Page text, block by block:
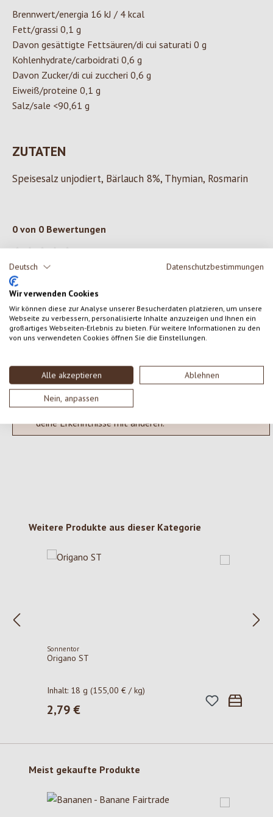
Deutsch Datenschutzbestimmungen
Wir verwenden Cookies
Wir können diese zur Analyse unserer Besucherdaten platzieren, um unsere
Webseite zu verbessern, personalisierte Inhalte anzuzeigen und Ihnen ein
großartiges Webseiten-Erlebnis zu bieten. Für weitere Informationen zu den
von uns verwendeten Cookies öffnen Sie die Einstellungen.
Alle akzeptieren Ablehnen
Nein, anpassen
Brennwert/energia 16 kJ / 4 kcal
Fett/grassi 0,1 g
Davon gesättigte Fettsäuren/di cui saturati 0 g
Kohlenhydrate/carboidrati 0,6 g
Davon Zucker/di cui zuccheri 0,6 g
Eiweiß/proteine 0,1 g
Salz/sale <90,61 g
ZUTATEN
Speisesalz unjodiert, Bärlauch 8%, Thymian, Rosmarin
0 von 0 Bewertungen
Durchschnittliche Bewertung von 0 von 5 Sternen
Gib eine Bewertung ab!
Teile deine Erfahrungen mit dem Produkt mit anderen Kunden.
SCHREIBE EINE BEWERTUNG
Keine Bewertungen gefunden. Gehe voran und teile
deine Erkenntnisse mit anderen.
Produktgalerie überspringen
Weitere Produkte aus dieser Kategorie
Sonnentor
Origano ST
Inhalt: 18 g(155,00 € / kg)
Regulärer Preis:
2,79 €
Produktgalerie überspringen
Meist gekaufte Produkte